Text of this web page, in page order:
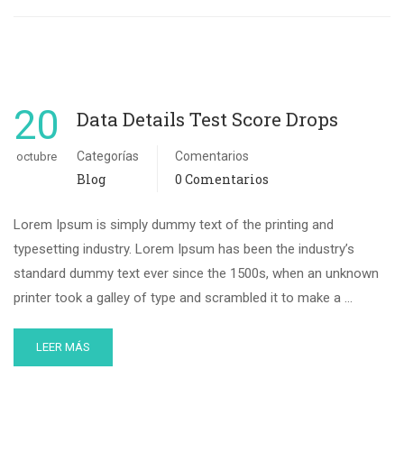
20
octubre
Data Details Test Score Drops
Categorías
Blog
Comentarios
0 Comentarios
Lorem Ipsum is simply dummy text of the printing and
typesetting industry. Lorem Ipsum has been the industry’s
standard dummy text ever since the 1500s, when an unknown
printer took a galley of type and scrambled it to make a …
LEER MÁS